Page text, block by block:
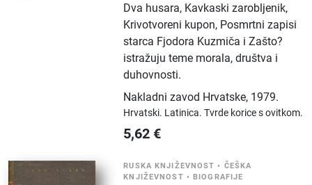
Dva husara, Kavkaski zarobljenik,
Krivotvoreni kupon, Posmrtni zapisi
starca Fjodora Kuzmiča i Zašto?
istražuju teme morala, društva i
duhovnosti.
Nakladni zavod Hrvatske, 1979.
Hrvatski. Latinica.Tvrde korice s ovitkom.
5,62 €
RUSKA KNJIŽEVNOST • ČEŠKA
KNJIŽEVNOST •BIOGRAFIJE